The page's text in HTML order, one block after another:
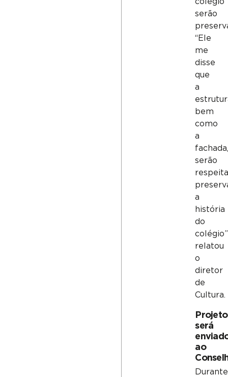
serão
“Ele
me
disse
que
a
bem
como
a
serão
a
história
do
relatou
o
diretor
de
Cultura.
Projeto
será
ao
Durante